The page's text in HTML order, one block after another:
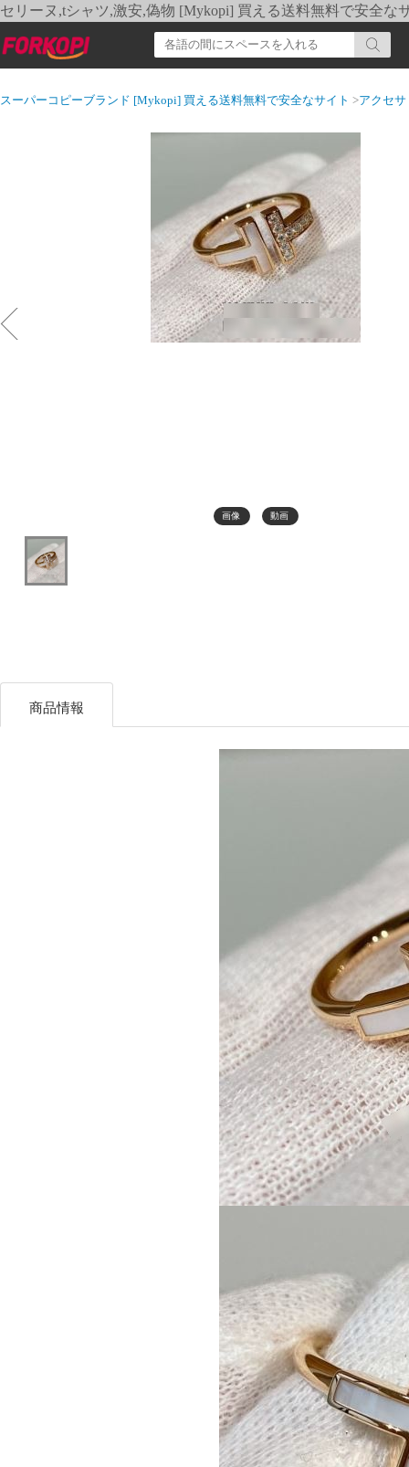
セリーヌ,tシャツ,激安,偽物 [Mykopi] 買える送料無料で安全な
スーパーコピーブランド [Mykopi] 買える送料無料で安全なサイト >アクセサ
画像 動画
商品情報